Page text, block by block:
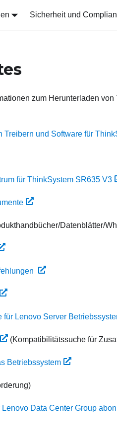
Sicherheit und
zum Herunterladen
Treibern und Software für
für ThinkSystem SR635 V3
Datenblätter/
für Lenovo Server
(Kompatibilitätssuche für
Betriebssystem
Data Center Group